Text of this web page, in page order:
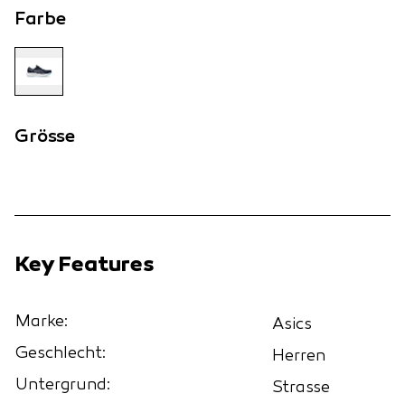
Farbe
Grösse
Key Features
Marke:
Asics
Geschlecht:
Herren
Untergrund:
Strasse